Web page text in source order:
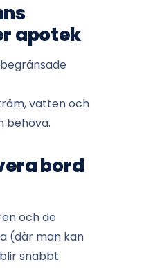
apotek
vatten och
behöva.
bord
och de
(där man kan
snabbt